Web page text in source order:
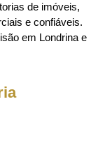
de imóveis,
e confiáveis.
em Londrina e